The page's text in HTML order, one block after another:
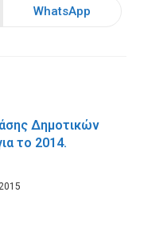
new
window
Opens
WhatsApp
Δημοτικών
το 2014.